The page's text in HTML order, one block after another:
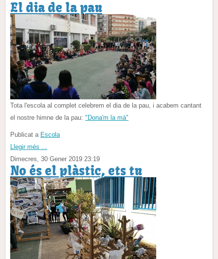
El dia de la pau
Tota l'escola al complet celebrem el dia de la pau, i acabem cantant
el nostre himne de la pau: "Dona'm la mà"
Publicat a Escola
Llegir més ...
Dimecres, 30 Gener 2019 23:19
No és el plàstic, ets tu